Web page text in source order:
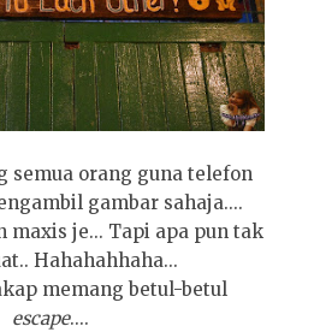
semua orang guna telefon
gambar sahaja....
maxis je... Tapi apa pun tak
Hahahahhaha...
memang betul-betul
escape....